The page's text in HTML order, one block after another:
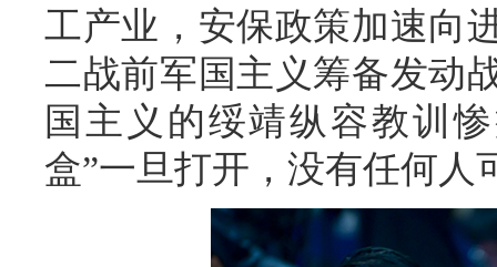
工产业，安保政策加速向
二战前军国主义筹备发动
国主义的绥靖纵容教训
盒”一旦打开，没有任何人